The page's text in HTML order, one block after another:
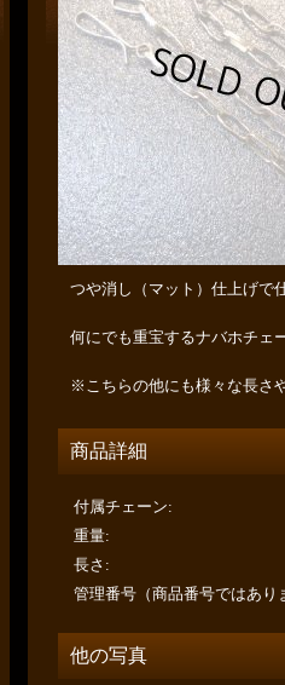
つや消し（マット）仕上げで
何にでも重宝するナバホチェ
※こちらの他にも様々な長さ
商品詳細
付属チェーン:
重量:
長さ :
管理番号（商品番号ではあり
他の写真